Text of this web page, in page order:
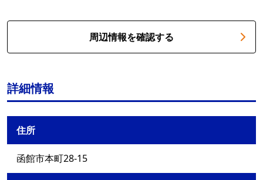
周辺情報を確認する
詳細情報
住所
函館市本町28-15